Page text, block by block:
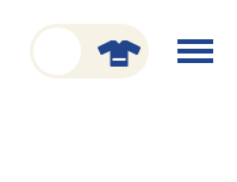
Menü
öffnen